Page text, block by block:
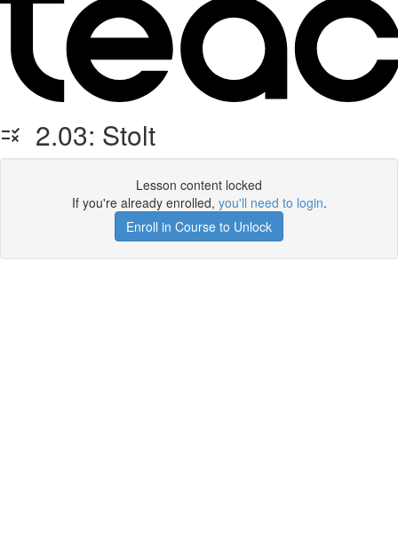
2.03: Stolt
Lesson content locked
If you're already enrolled, you'll need to login.
Enroll in Course to Unlock